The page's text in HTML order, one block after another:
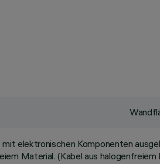
elektronischen Komponenten
Material. (Kabel aus halogenfreiem